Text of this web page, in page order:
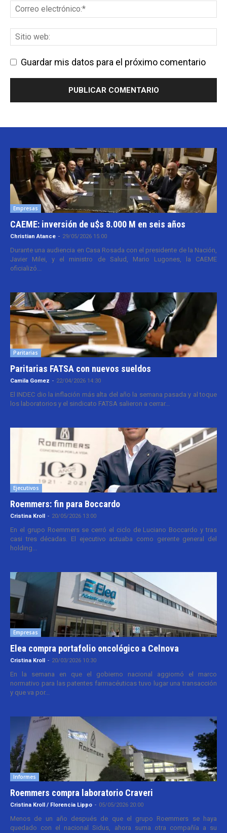
Guardar mis datos para el próximo comentario
Empresas
CAEME: inversión de u$s 8.000 M en seis años
Christian Atance - 29/05/2026 15:00
Durante una audiencia en Casa Rosada con el presidente de la Nación,
Javier Milei, y el ministro de Salud, Mario Lugones, la CAEME
oficializó...
Paritarias
Paritarias FATSA con nuevos sueldos
Camila Gomez - 22/04/2026 14:30
El INDEC dio la inflación más alta del año la semana pasada y al toque
los laboratorios y el sindicato FATSA salieron a cerrar...
Ejecutivos
Roemmers: fin para Boccardo
Cristina Kroll - 20/05/2026 13:00
En el grupo Roemmers se cerró el ciclo de Luciano Boccardo y tras
casi tres décadas. El ejecutivo actuaba como gerente general del
holding...
Empresas
Elea compra portafolio oncológico a Celnova
Cristina Kroll - 20/03/2026 10:30
En la semana en que el gobierno nacional aggiornó el marco
normativo para las patentes farmacéuticas tuvo lugar una transacción
y que va por...
Informes
Roemmers compra laboratorio Craveri
Cristina Kroll / Florencia Lippo - 05/05/2026 20:00
Menos de un año después de que el grupo Roemmers se haya
quedado con el nacional Sidus, ahora suma otra compañía a su